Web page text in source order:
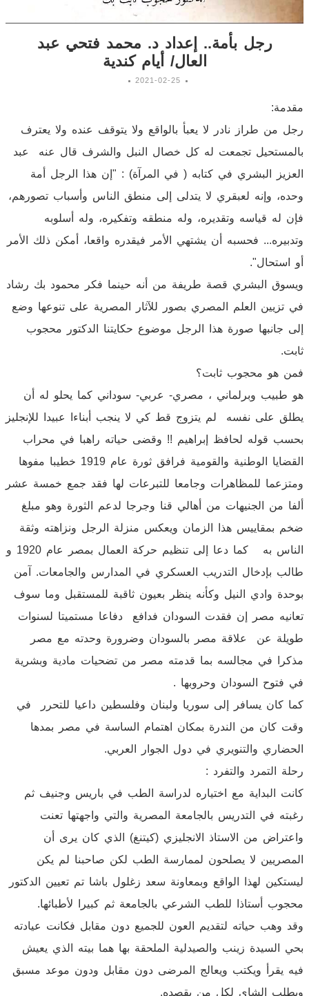
رجل بأمة.. إعداد د. محمد فتحي عبد
العال/ أيام كندية
2021-02-25
مقدمة:
رجل من طراز نادر لا يعبأ بالواقع ولا يتوقف عنده ولا يعترف
بالمستحيل تجمعت له كل خصال النبل والشرف قال عنه عبد
العزيز البشري في كتابه ( في المرآة) : "إن هذا الرجل أمة
وحده، وإنه لعبقري لا يتدلى إلى منطق الناس وأسباب تصورهم،
فإن له قياسه وتقديره، وله منطقه وتفكيره، وله أسلوبه
وتدبيره... فحسبه أن يشتهي الأمر فيقدره واقعا، أمكن ذلك الأمر
أو استحال".
ويسوق البشري قصة طريفة من أنه حينما فكر محمود بك رشاد
في تزيين العلم المصري بصور للآثار المصرية على تنوعها وضع
إلى جانبها صورة هذا الرجل موضوع حكايتنا الدكتور محجوب
ثابت.
فمن هو محجوب ثابت؟
هو طبيب وبرلماني ، مصري- عربي- سوداني كما يحلو له أن
يطلق على نفسه لم يتزوج قط كي لا ينجب أبناءا عبيدا للإنجليز
بحسب قوله لحافظ إبراهيم !! وقضى حياته راهبا في محراب
القضايا الوطنية والقومية فرافق ثورة عام 1919 خطيبا مفوها
ومتزعما للمظاهرات وجامعا للتبرعات لها فقد جمع خمسة عشر
ألفا من الجنيهات من أهالي قنا وجرجا لدعم الثورة وهو مبلغ
ضخم بمقاييس هذا الزمان ويعكس منزلة الرجل ونزاهته وثقة
الناس به كما دعا إلى تنظيم حركة العمال بمصر عام 1920 و
طالب بإدخال التدريب العسكري في المدارس والجامعات. آمن
بوحدة وادي النيل وكأنه ينظر بعيون ثاقبة للمستقبل وما سوف
تعانيه مصر إن فقدت السودان فدافع دفاعا مستميتا لسنوات
طويلة عن علاقة مصر بالسودان وضرورة وحدته مع مصر
مذكرا في مجالسه بما قدمته مصر من تضحيات مادية وبشرية
في فتوح السودان وحروبها .
كما كان يسافر إلى سوريا ولبنان وفلسطين داعيا للتحرر في
وقت كان من الندرة بمكان اهتمام الساسة في مصر بمدها
الحضاري والتنويري في دول الجوار العربي.
رحلة التمرد والتفرد :
كانت البداية مع اختياره لدراسة الطب في باريس وجنيف ثم
رغبته في التدريس بالجامعة المصرية والتي واجهتها تعنت
واعتراض من الاستاذ الانجليزي (كيتنغ) الذي كان يرى أن
المصريين لا يصلحون لممارسة الطب لكن صاحبنا لم يكن
ليستكين لهذا الواقع وبمعاونة سعد زغلول باشا تم تعيين الدكتور
محجوب أستاذا للطب الشرعي بالجامعة ثم كبيرا لأطبائها.
وقد وهب حياته لتقديم العون للجميع دون مقابل فكانت عيادته
بحي السيدة زينب والصيدلية الملحقة بها هما بيته الذي يعيش
فيه يقرأ ويكتب ويعالج المرضى دون مقابل ودون موعد مسبق
ويطلب الشاي لكل من يقصده.